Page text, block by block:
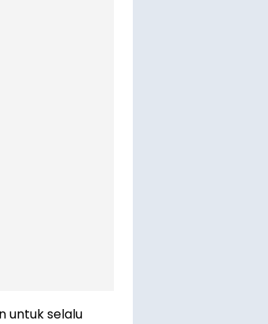
untuk selalu